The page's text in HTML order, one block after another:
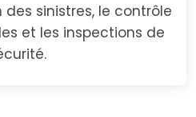
sinistres, le contrôle
et les inspections de